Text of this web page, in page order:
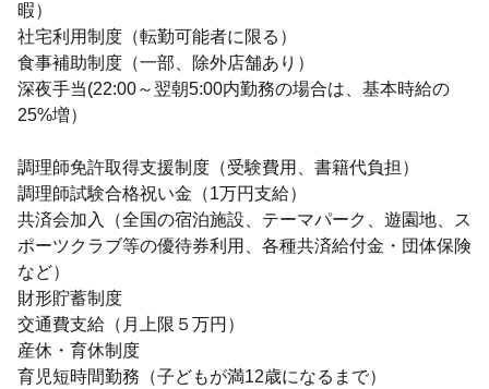
暇）
社宅利用制度（転勤可能者に限る）
食事補助制度（一部、除外店舗あり）
深夜手当(22:00～翌朝5:00内勤務の場合は、基本時給の
25%増）
調理師免許取得支援制度（受験費用、書籍代負担）
調理師試験合格祝い金（1万円支給）
共済会加入（全国の宿泊施設、テーマパーク、遊園地、ス
ポーツクラブ等の優待券利用、各種共済給付金・団体保険
など）
財形貯蓄制度
交通費支給（月上限５万円）
産休・育休制度
育児短時間勤務（子どもが満12歳になるまで）